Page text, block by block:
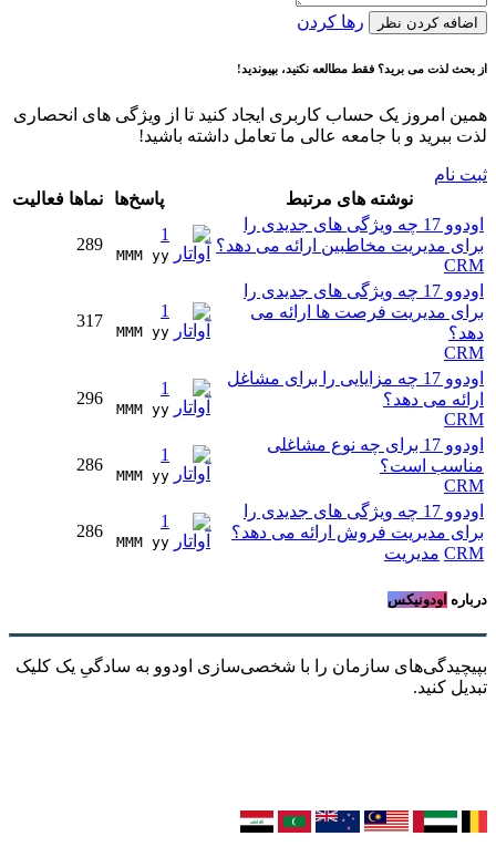
اضافه کردن نظر رها کردن
از بحث لذت می برید؟ فقط مطالعه نکنید، بپیوندید!
همین امروز یک حساب کاربری ایجاد کنید تا از ویژگی های انحصاری
لذت ببرید و با جامعه عالی ما تعامل داشته باشید!
ثبت نام
نوشته های مرتبط
پاسخ‌ها نماها فعالیت
اودوو 17 چه ویژگی های جدیدی را
برای مدیریت مخاطبین ارائه می دهد؟
CRM
1
MMM yy
289
اودوو 17 چه ویژگی های جدیدی را
برای مدیریت فرصت ها ارائه می
دهد؟
CRM
1
MMM yy
317
اودوو 17 چه مزایایی را برای مشاغل
ارائه می دهد؟
CRM
1
MMM yy
296
اودوو 17 برای چه نوع مشاغلی
مناسب است؟
CRM
1
MMM yy
286
اودوو 17 چه ویژگی های جدیدی را
برای مدیریت فروش ارائه می دهد؟
CRM مدیریت
1
MMM yy
286
درباره اودونیکس
بپیچیدگی‌های سازمان را با شخصی‌سازی اودوو به سادگیِ یک کلیک
تبدیل کنید.